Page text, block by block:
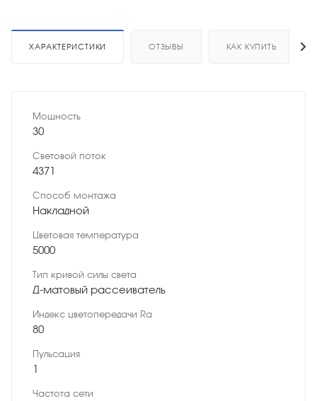
ХАРАКТЕРИСТИКИ ОТЗЫВЫ КАК КУПИТЬ
Мощность
30
Световой поток
4371
Способ монтажа
Накладной
Цветовая температура
5000
Тип кривой силы света
Д-матовый рассеиватель
Индекс цветопередачи Ra
80
Пульсация
1
Частота сети